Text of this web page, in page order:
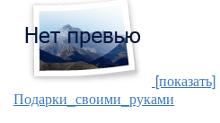
[показать]
Подарки_своими_руками